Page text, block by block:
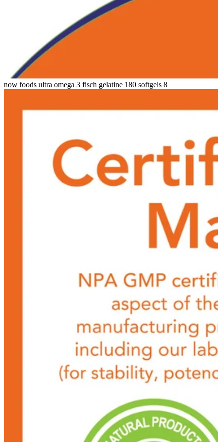
now foods ultra omega 3 fisch gelatine 180 softgels 8